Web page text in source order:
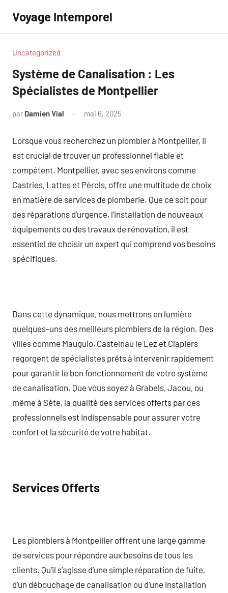
contenu
Voyage Intemporel
Uncategorized
Système de Canalisation : Les
Spécialistes de Montpellier
par Damien Vial mai 6, 2025
Lorsque vous recherchez un plombier à Montpellier, il
est crucial de trouver un professionnel fiable et
compétent. Montpellier, avec ses environs comme
Castries, Lattes et Pérols, offre une multitude de choix
en matière de services de plomberie. Que ce soit pour
des réparations d’urgence, l’installation de nouveaux
équipements ou des travaux de rénovation, il est
essentiel de choisir un expert qui comprend vos besoins
spécifiques.
Dans cette dynamique, nous mettrons en lumière
quelques-uns des meilleurs plombiers de la région. Des
villes comme Mauguio, Castelnau le Lez et Clapiers
regorgent de spécialistes prêts à intervenir rapidement
pour garantir le bon fonctionnement de votre système
de canalisation. Que vous soyez à Grabels, Jacou, ou
même à Sète, la qualité des services offerts par ces
professionnels est indispensable pour assurer votre
confort et la sécurité de votre habitat.
Services Offerts
Les plombiers à Montpellier offrent une large gamme
de services pour répondre aux besoins de tous les
clients. Qu’il s’agisse d’une simple réparation de fuite,
d’un débouchage de canalisation ou d’une installation